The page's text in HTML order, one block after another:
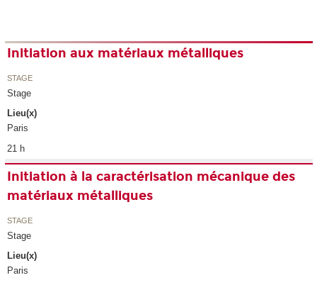
Initiation aux matériaux métalliques
STAGE
Stage
Lieu(x)
Paris
21 h
Initiation à la caractérisation mécanique des
matériaux métalliques
STAGE
Stage
Lieu(x)
Paris